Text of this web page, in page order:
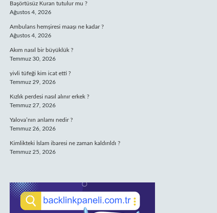
Başörtüsüz Kuran tutulur mu ?
Ağustos 4, 2026
Ambulans hemşiresi maaşı ne kadar ?
Ağustos 4, 2026
Akım nasıl bir büyüklük ?
Temmuz 30, 2026
yivli tüfeği kim icat etti ?
Temmuz 29, 2026
Kızlık perdesi nasıl alınır erkek ?
Temmuz 27, 2026
Yalova’nın anlamı nedir ?
Temmuz 26, 2026
Kimlikteki İslam ibaresi ne zaman kaldırıldı ?
Temmuz 25, 2026